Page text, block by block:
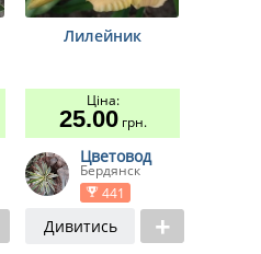
Лилейник
Ціна:
25.00грн.
Цветовод
Бердянск
441
Дивитись